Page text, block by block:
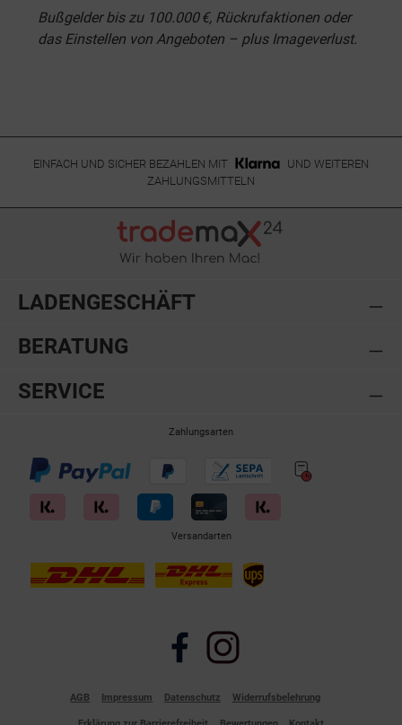
Bußgelder bis zu 100.000 €, Rückrufaktionen oder
das Einstellen von Angeboten – plus Imageverlust.
EINFACH UND SICHER BEZAHLEN MIT
UND WEITEREN
ZAHLUNGSMITTELN
BERATUNG
LADENGESCHÄFT
SERVICE
Zahlungsarten
Versandarten
Facebook Instagram
AGB Impressum Datenschutz Widerrufsbelehrung